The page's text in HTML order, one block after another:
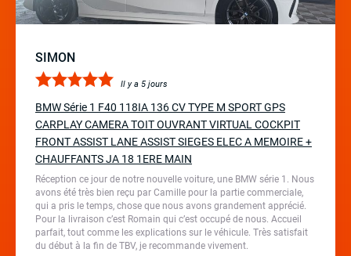
SIMON
Il y a 5 jours
BMW Série 1 F40 118IA 136 CV TYPE M SPORT GPS
CARPLAY CAMERA TOIT OUVRANT VIRTUAL COCKPIT
FRONT ASSIST LANE ASSIST SIEGES ELEC A MEMOIRE +
CHAUFFANTS JA 18 1ERE MAIN
Réception ce jour de notre nouvelle voiture, une BMW série 1. Nous
avons été très bien reçu par Camille pour la partie commerciale,
qui a pris le temps, chose que nous avons grandement apprécié.
Pour la livraison c’est Romain qui c’est occupé de nous. Accueil
parfait, tout comme les explications sur le véhicule. Très satisfait
du début à la fin de TBV, je recommande vivement.